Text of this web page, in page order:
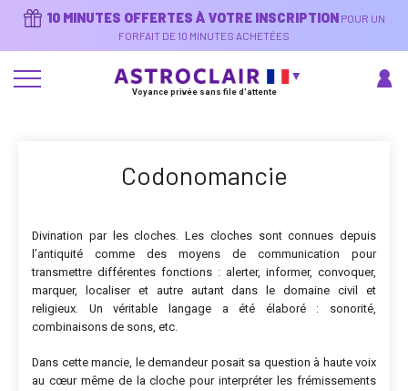
10 MINUTES OFFERTES À VOTRE INSCRIPTION POUR UN
FORFAIT DE 10 MINUTES ACHETÉES
Voyance privée sans file d'attente
Codonomancie
Divination par les cloches. Les cloches sont connues depuis
l’antiquité comme des moyens de communication pour
transmettre différentes fonctions : alerter, informer, convoquer,
marquer, localiser et autre autant dans le domaine civil et
religieux. Un véritable langage a été élaboré : sonorité,
combinaisons de sons, etc.
Dans cette mancie, le demandeur posait sa question à haute voix
au cœur même de la cloche pour interpréter les frémissements